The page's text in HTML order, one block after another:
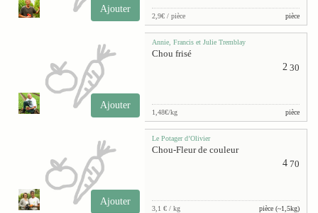
Ajouter
2,9€ / pièce pièce
Ajouter
Annie, Francis et Julie Tremblay
Chou frisé
2 30
1,48€/kg pièce
Ajouter
Le Potager d’Olivier
Chou-Fleur de couleur
4 70
3,1 € / kg pièce (~1,5kg)